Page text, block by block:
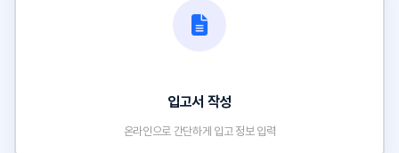
입고서 작성
온라인으로 간단하게 입고 정보 입력